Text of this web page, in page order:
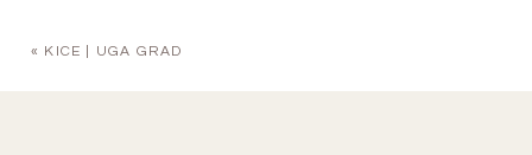
« KICE | UGA GRAD